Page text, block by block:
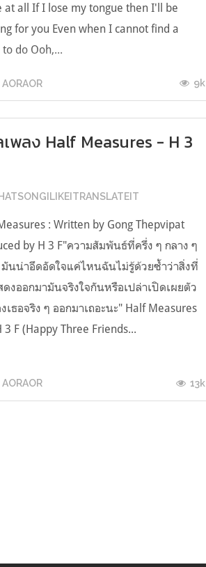
at all If I lose my tongue then I'll be
for you Even when I cannot find a
to do Ooh,...
AORAOR 9k
พลง Half Measures - H 3
: Written by Gong Thepvipat
by H 3 F"ความสัมพันธ์ที่ครึ่ง ๆ กลาง ๆ
มันน่าอึดอัดใจแค่ไหนฉันไม่รู้ด้วยซ้ำว่าสิ่งที่
ดงออกมามันจริงใจกันหรือเปล่าเปิดเผยตัว
เธอจริง ๆ ออกมาเถอะนะ" Half Measures
3 F (Happy Three Friends...
AORAOR 13k